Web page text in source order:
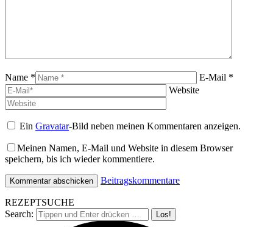
Name *
E-Mail *
Website
EinGravatar-Bild neben meinen Kommentaren anzeigen.
Meinen Namen, E-Mail und Website in diesem Browser
speichern, bis ich wieder kommentiere.
Beitragskommentare
REZEPTSUCHE
Search: